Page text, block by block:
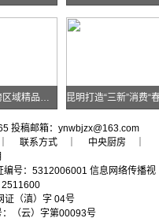
云南发布多条跨区域精品自驾线路
投稿邮箱：ynwbjzx@163.com
联系方式｜ 中央厨房
号：5312006001 信息网络传播视
2511600
证（滇）字 04号
（云）字第00093号